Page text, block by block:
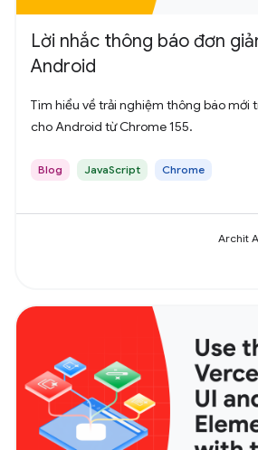
Lời nhắc thông báo đơn
Android
Tìm hiểu về trải nghiệm thông báo mới
cho Android từ Chrome 155.
Blog JavaScript Chrome
Archit